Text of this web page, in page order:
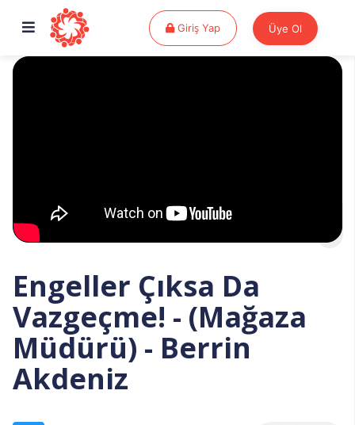
Giriş YapGiriş Yap Üye Ol
Engeller Çıksa Da
Vazgeçme! - (Mağaza
Müdürü) - Berrin
Akdeniz